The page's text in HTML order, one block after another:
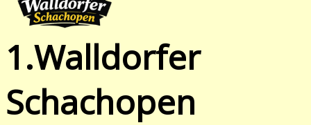
1.Walldorfer
Schachopen